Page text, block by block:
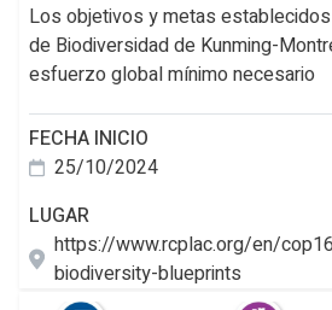
Los objetivos y metas
de Biodiversidad de Kunming-
esfuerzo global mínimo necesario
FECHA INICIO
25/10/2024
LUGAR
https://www.rcplac.org/en/
biodiversity-blueprints